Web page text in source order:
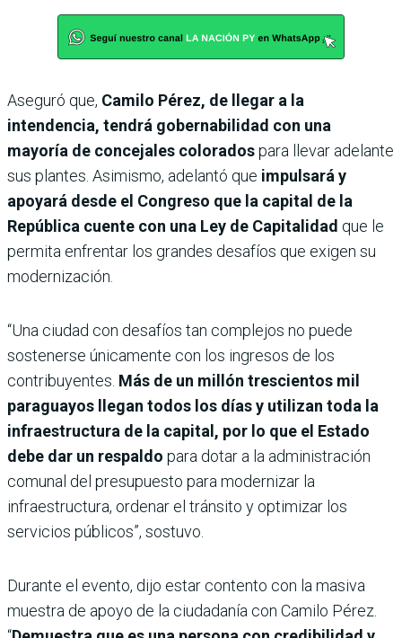
Aseguró que, Camilo Pérez, de llegar a la
intendencia, tendrá gobernabilidad con una
mayoría de concejales coloradospara llevar adelante
sus plantes. Asimismo, adelantó que impulsará y
apoyará desde el Congreso que la capital de la
República cuente con una Ley de Capitalidad que le
permita enfrentar los grandes desafíos que exigen su
modernización.
“Una ciudad con desafíos tan complejos no puede
sostenerse únicamente con los ingresos de los
contribuyentes. Más de un millón trescientos mil
paraguayos llegan todos los días y utilizan toda la
infraestructura de la capital, por lo que el Estado
debe dar un respaldo para dotar a la administración
comunal del presupuesto para modernizar la
infraestructura, ordenar el tránsito y optimizar los
servicios públicos”, sostuvo.
Durante el evento, dijo estar contento con la masiva
muestra de apoyo de la ciudadanía con Camilo Pérez.